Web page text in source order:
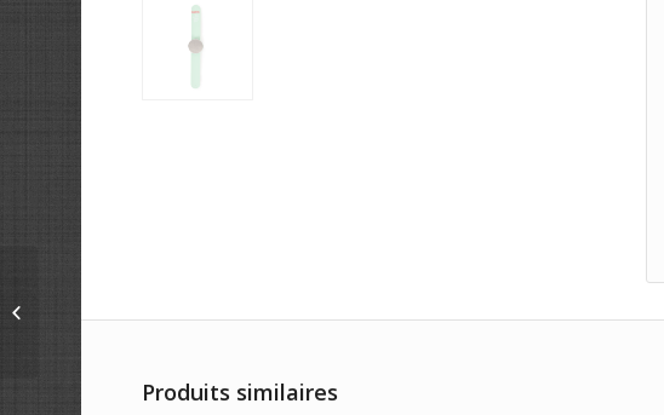
Produits similaires